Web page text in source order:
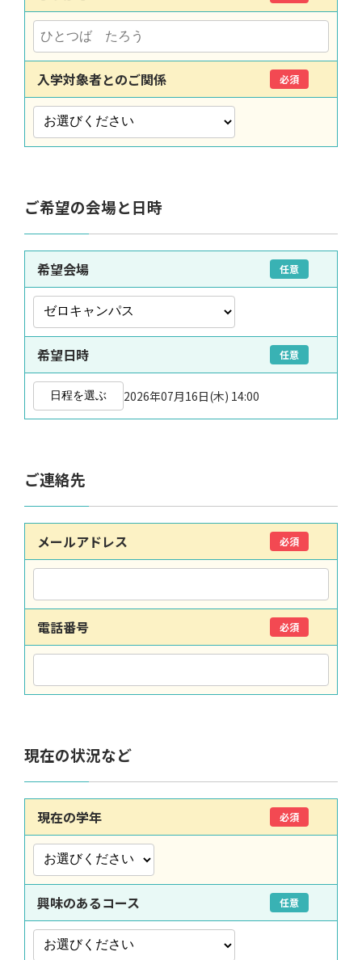
入学対象者とのご関係 必須
ご希望の会場と日時
希望会場 任意
希望日時 任意
日程を選ぶ 2026年07月16日(木) 14:00
ご連絡先
メールアドレス 必須
電話番号 必須
現在の状況など
現在の学年 必須
興味のあるコース 任意